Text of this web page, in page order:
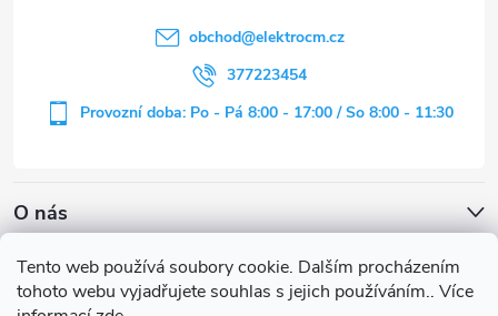
Tento web používá soubory cookie. Dalším procházením
tohoto webu vyjadřujete souhlas s jejich používáním.. Více
O nás
obchod@elektrocm.cz
377223454
Provozní doba: Po - Pá 8:00 - 17:00 / So 8:00 - 11:30